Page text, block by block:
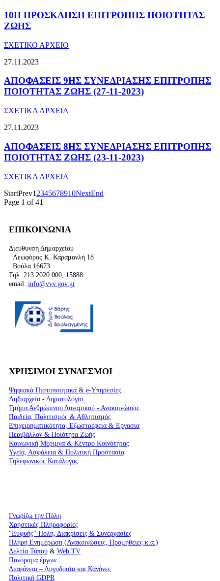
10Η ΠΡΟΣΚΛΗΣΗ ΕΠΙΤΡΟΠΗΣ ΠΟΙΟΤΗΤΑΣ
ΖΩΗΣ
ΣΧΕΤΙΚΟ ΑΡΧΕΙΟ
27.11.2023
ΑΠΟΦΑΣΕΙΣ 9ΗΣ ΣΥΝΕΔΡΙΑΣΗΣ ΕΠΙΤΡΟΠΗΣ
ΠΟΙΟΤΗΤΑΣ ΖΩΗΣ (27-11-2023)
ΣΧΕΤΙΚΑ ΑΡΧΕΙΑ
27.11.2023
ΑΠΟΦΑΣΕΙΣ 8ΗΣ ΣΥΝΕΔΡΙΑΣΗΣ ΕΠΙΤΡΟΠΗΣ
ΠΟΙΟΤΗΤΑΣ ΖΩΗΣ (23-11-2023)
ΣΧΕΤΙΚΑ ΑΡΧΕΙΑ
StartPrev1 2345678910NextEnd
Page 1 of 41
ΕΠΙΚΟΙΝΩΝΙΑ
Διεύθυνση Δημαρχείου
Λεωφόρος Κ. Καραμανλή 18
Βούλα 16673
Τηλ: 213 2020 000, 15888
email: info@vvv.gov.gr
ΧΡΗΣΙΜΟΙ ΣΥΝΔΕΣΜΟΙ
Ψηφιακά Πιστοποιητικά & e-Υπηρεσίες
Ληξιαρχείο - Δημοτολόγιο
Τμήμα Ανθρώπινου Δυναμικού - Ανακοινώσεις
Παιδεία, Πολιτισμός & Αθλητισμός
Επιχειρηματικότητα, Εξωστρέφεια & Εργασια
Περιβάλλον & Ποιότητα Ζωής
Kοινωνική Μέριμνα & Κέντρο Κοινότητας
Υγεία, Ασφάλεια & Πολιτική Προστασία
Τηλεφωνικός Κατάλογος
Γνωρίζω την Πόλη
Χρηστικές Πληροφορίες
"Ευφυής" Πόλη, Διακρίσεις & Συνεργασίες
Πλήρη Ενημέρωση (Ανακοινώσεις, Προμήθειες κ.α.)
Δελτία Τύπου & Web TV
Πανόραμα έργων
Διαφάνεια – Λογοδοσία και Κανόνες
Πολιτική GDPR